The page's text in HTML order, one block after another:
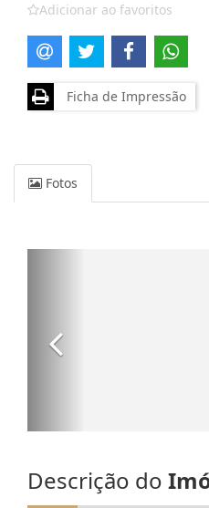
Adicionar ao favoritos
Ficha de Impressão
Fotos
Descrição do